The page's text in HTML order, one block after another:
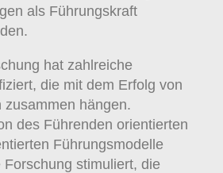
als Führungskraft
hat zahlreiche
die mit dem Erfolg von
zusammen hängen.
des Führenden orientierten
Führungsmodelle
stimuliert, die